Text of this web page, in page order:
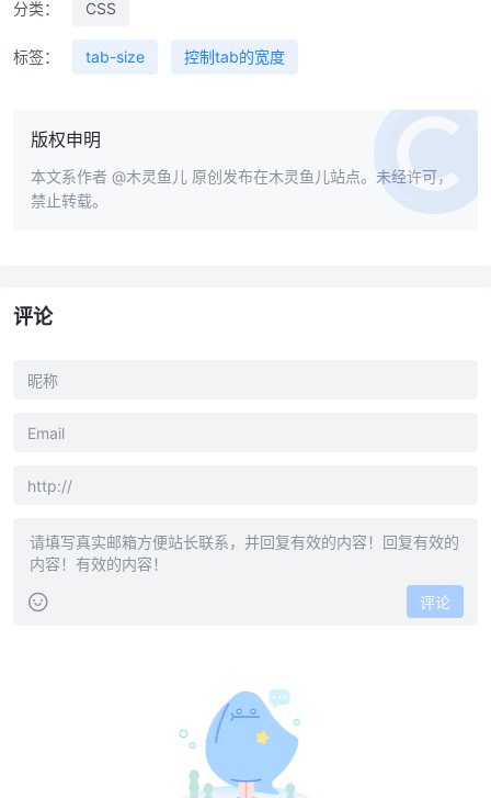
分类： CSS
标签： tab-size 控制tab的宽度
版权申明
本文系作者 @木灵鱼儿 原创发布在木灵鱼儿站点。未经许可，
禁止转载。
评论
评论